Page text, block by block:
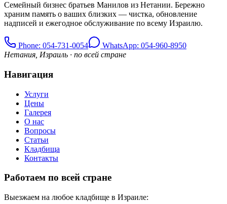
Семейный бизнес братьев Манилов из Нетании. Бережно
храним память о ваших близких — чистка, обновление
надписей и ежегодное обслуживание по всему Израилю.
Phone: 054-731-0054
WhatsApp: 054-960-8950
Нетания, Израиль · по всей стране
Навигация
Услуги
Цены
Галерея
О нас
Вопросы
Статьи
Кладбища
Контакты
Работаем по всей стране
Выезжаем на любое кладбище в Израиле: